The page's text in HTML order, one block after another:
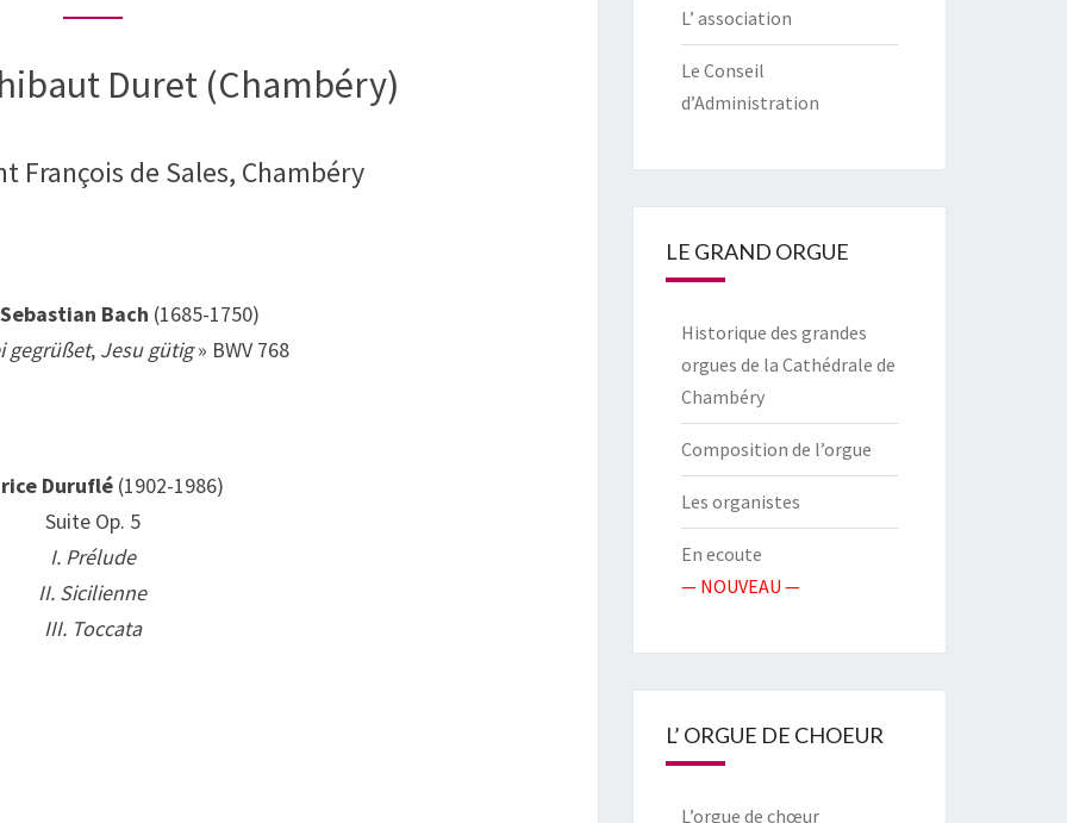
17H30
Duret (Chambéry)
François de Sales, Chambéry
Bach (1685-1750)
gegrüßet, Jesu gütig» BWV 768
Duruflé(1902-1986)
Suite Op. 5
I. Prélude
II. Sicilienne
III. Toccata
L’ association
Le Conseil
d’Administration
LE GRAND ORGUE
Historique des grandes
orgues de la Cathédrale de
Chambéry
Composition de l’orgue
Les organistes
En ecoute
— NOUVEAU —
L’ ORGUE DE CHOEUR
L’orgue de chœur